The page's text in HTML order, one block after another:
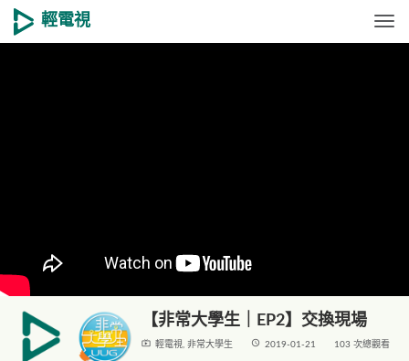
輕電視
【非常大學生｜EP2】交換現場
live_tv 輕電視, 非常大學生 access_time 2019-01-21 103 次總觀看